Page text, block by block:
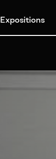
Expositions